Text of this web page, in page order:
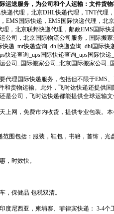
运送服务，为公司和个人运输：文件货
递代理，北京DHL快递代理，TNT代理
EMS国际快递，EMS国际快递代理，北
理，北京联邦快递代理，邮政EMS国际
公司，北京国际物流公司服务，国际搬
快递_tnt快递查询_dhl快递查询_dhl国际
快递查询_ups国际快递查询_ups国际快
公司_国际搬家公司_北京国际搬家公司_
代理国际快递服务，包括但不限于EMS
和货物运输。此外，飞时达快递还提供
是公司，飞时达快递都能提供全球运输
上网，免费市内收货，提供专业包装。
范围包括：服装，鞋包，书籍，首饰，
，时效快。
，保健品 包税双清。
度尼西亚，柬埔寨、菲律宾快递： 3-4个